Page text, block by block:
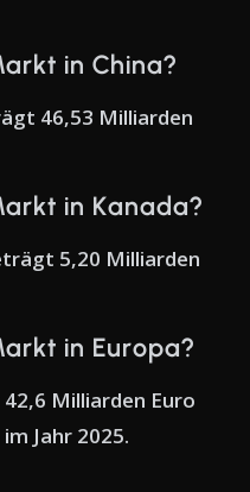
in China?
46,53 Milliarden
in Kanada?
5,20 Milliarden
in Europa?
Milliarden Euro
Jahr 2025.